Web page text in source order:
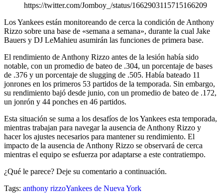
https://twitter.com/Jomboy_/status/1662903115715166209
Los Yankees están monitoreando de cerca la condición de Anthony
Rizzo sobre una base de «semana a semana», durante la cual Jake
Bauers y DJ LeMahieu asumirán las funciones de primera base.
El rendimiento de Anthony Rizzo antes de la lesión había sido
notable, con un promedio de bateo de .304, un porcentaje de bases
de .376 y un porcentaje de slugging de .505. Había bateado 11
jonrones en los primeros 53 partidos de la temporada. Sin embargo,
su rendimiento bajó desde junio, con un promedio de bateo de .172,
un jonrón y 44 ponches en 46 partidos.
Esta situación se suma a los desafíos de los Yankees esta temporada,
mientras trabajan para navegar la ausencia de Anthony Rizzo y
hacer los ajustes necesarios para mantener su rendimiento. El
impacto de la ausencia de Anthony Rizzo se observará de cerca
mientras el equipo se esfuerza por adaptarse a este contratiempo.
¿Qué le parece? Deje su comentario a continuación.
Tags: anthony rizzoYankees de Nueva York